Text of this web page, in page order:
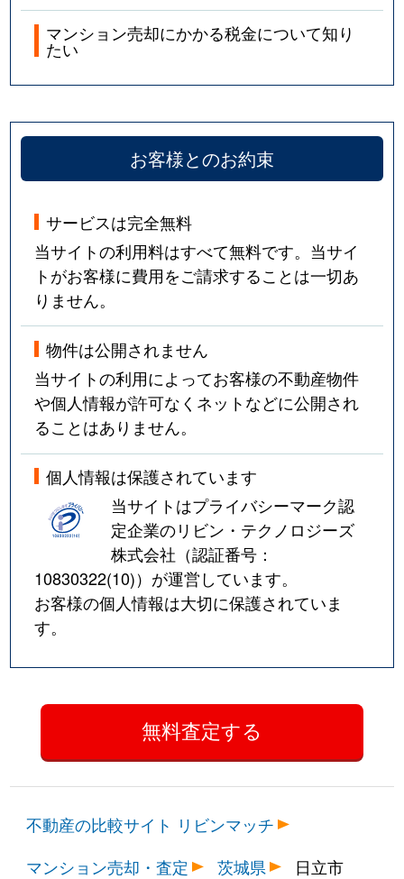
マンション売却にかかる税金について知り
たい
お客様とのお約束
サービスは完全無料
当サイトの利用料はすべて無料です。当サイ
トがお客様に費用をご請求することは一切あ
りません。
物件は公開されません
当サイトの利用によってお客様の不動産物件
や個人情報が許可なくネットなどに公開され
ることはありません。
個人情報は保護されています
当サイトはプライバシーマーク認
定企業のリビン・テクノロジーズ
株式会社（認証番号：
10830322(10)）が運営しています。
お客様の個人情報は大切に保護されていま
す。
不動産の比較サイト リビンマッチ
マンション売却・査定
茨城県 日立市